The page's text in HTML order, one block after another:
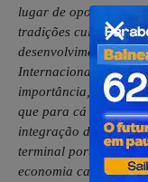
lugar de
tradições culturais,
desenvolvimento
Internacional de
importância, sendo
que para cá se
integração do estado
terminal portuário de
economia